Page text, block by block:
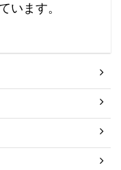
います。